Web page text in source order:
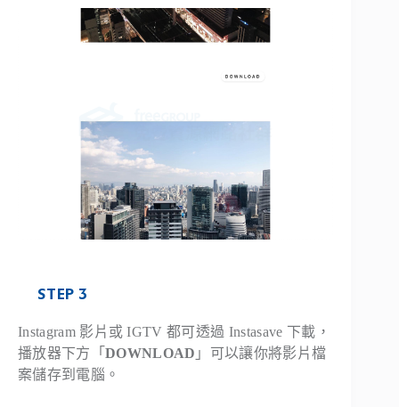
STEP 3
Instagram 影片或 IGTV 都可透過 Instasave 下載，
播放器下方「 DOWNLOAD 」可以讓你將影片檔
案儲存到電腦。